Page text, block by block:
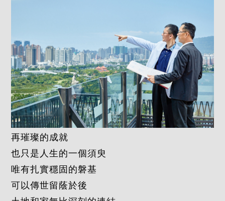
再璀璨的成就
也只是人生的一個須臾
唯有扎實穩固的磐基
可以傳世留蔭於後